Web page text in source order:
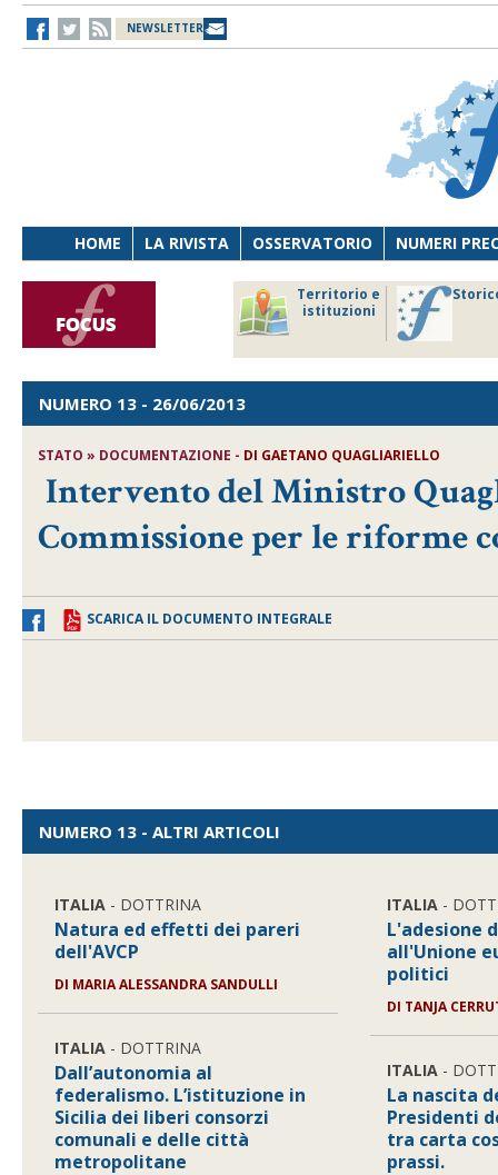
NEWSLETTER
HOME LA RIVISTA OSSERVATORIO NUMERI
Territorio e
istituzioni
NUMERO 13 - 26/06/2013
STATO » DOCUMENTAZIONE - DI GAETANO QUAGLIARIELLO
Intervento del Ministro
Commissione per le riforme
SCARICA IL DOCUMENTO INTEGRALE
NUMERO 13 - ALTRI ARTICOLI
ITALIA - DOTTRINA
Natura ed effetti dei pareri
dell'AVCP
DI MARIA ALESSANDRA SANDULLI
ITALIA - DOTTRINA
Dall’autonomia al
federalismo. L’istituzione in
Sicilia dei liberi consorzi
comunali e delle città
metropolitane
ITALIA -
L'adesione
all'Unione
politici
DI TANJA
ITALIA -
La nascita
Presidenti
tra carta
prassi.